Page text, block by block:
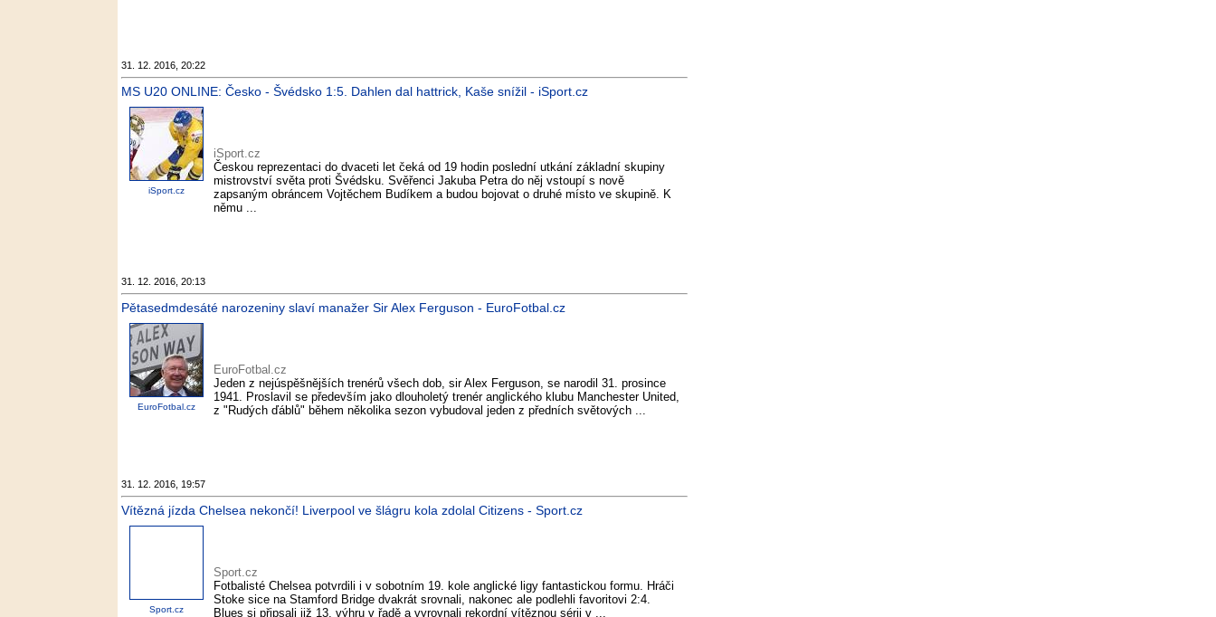
31. 12. 2016, 20:22
MS U20 ONLINE: Česko - Švédsko 1:5. Dahlen dal hattrick, Kaše snížil - iSport.cz
iSport.cz
iSport.cz
Českou reprezentaci do dvaceti let čeká od 19 hodin poslední utkání základní skupiny
mistrovství světa proti Švédsku. Svěřenci Jakuba Petra do něj vstoupí s nově
zapsaným obráncem Vojtěchem Budíkem a budou bojovat o druhé místo ve skupině. K
němu ...
31. 12. 2016, 20:13
Pětasedmdesáté narozeniny slaví manažer Sir Alex Ferguson - EuroFotbal.cz
EuroFotbal.cz
EuroFotbal.cz
Jeden z nejúspěšnějších trenérů všech dob, sir Alex Ferguson, se narodil 31. prosince
1941. Proslavil se především jako dlouholetý trenér anglického klubu Manchester United,
z "Rudých ďáblů" během několika sezon vybudoval jeden z předních světových ...
31. 12. 2016, 19:57
Vítězná jízda Chelsea nekončí! Liverpool ve šlágru kola zdolal Citizens - Sport.cz
Sport.cz
Sport.cz
Fotbalisté Chelsea potvrdili i v sobotním 19. kole anglické ligy fantastickou formu. Hráči
Stoke sice na Stamford Bridge dvakrát srovnali, nakonec ale podlehli favoritovi 2:4.
Blues si připsali již 13. výhru v řadě a vyrovnali rekordní vítěznou sérii v ...